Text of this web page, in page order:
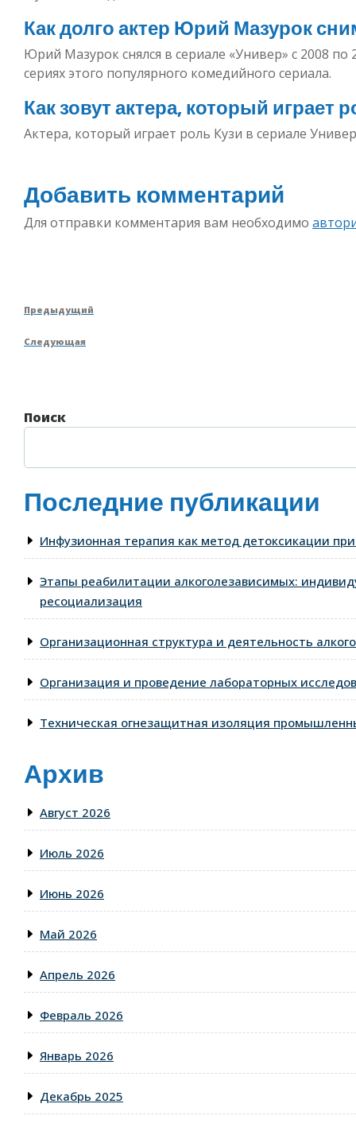
Как долго актер Юрий Мазурок
Юрий Мазурок снялся в сериале «Универ» с 2008 по
сериях этого популярного комедийного сериала.
Как зовут актера, который играет
Актера, который играет роль Кузи в сериале
Добавить комментарий
Для отправки комментария вам необходимо
Навигация
по
записям
Предыдущая
Предыдущий
Следующая
Следующая
Поиск
Последние публикации
Инфузионная терапия как метод детоксикации
Этапы реабилитации алкоголезависимых:
ресоциализация
Организационная структура и деятельность
Организация и проведение лабораторных
Техническая огнезащитная изоляция
Архив
Август 2026
Июль 2026
Июнь 2026
Май 2026
Апрель 2026
Февраль 2026
Январь 2026
Декабрь 2025